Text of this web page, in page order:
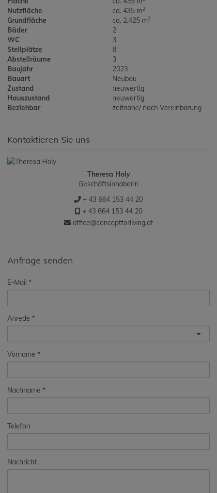
Nutzfläche ca. 435 m2
Grundfläche ca. 2.425 m2
Bäder
2
WC
3
Stellplätze
8
Abstellräume
3
Baujahr
2023
Bauart
Neubau
Zustand
neuwertig
Hauszustand
neuwertig
Beziehbar
zeitnahe/ nach Vereinbarung
Kontaktieren Sie uns
Theresa Holy
Geschäftsinhaberin
+ 43 664 153 44 20
+ 43 664 153 44 20
office@conceptforliving.at
Anfrage senden
E-Mail
Anrede
Vorname
Nachname
Telefon
Nachricht